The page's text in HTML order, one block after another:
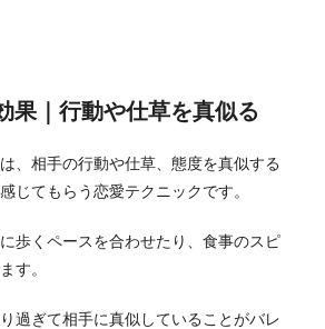
果｜行動や仕草を真似る
、相手の行動や仕草、態度を真似する
じてもらう恋愛テクニックです。
歩くペースを合わせたり、食事のスピ
す。
過ぎて相手に真似していることがバレ